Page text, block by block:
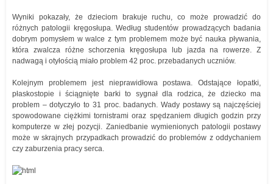
Wyniki pokazały, że dzieciom brakuje ruchu, co może prowadzić do
różnych patologii kręgosłupa. Według studentów prowadzących badania
dobrym pomysłem w walce z tym problemem może być nauka pływania,
która zwalcza różne schorzenia kręgosłupa lub jazda na rowerze. Z
nadwagą i otyłością miało problem 42 proc. przebadanych uczniów.
Kolejnym problemem jest nieprawidłowa postawa. Odstające łopatki,
płaskostopie i ściągnięte barki to sygnał dla rodzica, że dziecko ma
problem – dotyczyło to 31 proc. badanych. Wady postawy są najczęściej
spowodowane ciężkimi tornistrami oraz spędzaniem długich godzin przy
komputerze w złej pozycji. Zaniedbanie wymienionych patologii postawy
może w skrajnych przypadkach prowadzić do problemów z oddychaniem
czy zaburzenia pracy serca.